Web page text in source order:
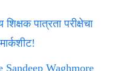
पात्रता परीक्षेचा
Waghmore